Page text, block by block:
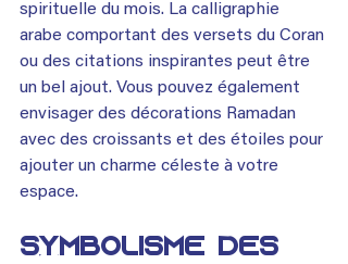
spirituelle du mois. La calligraphie
arabe comportant des versets du Coran
ou des citations inspirantes peut être
un bel ajout. Vous pouvez également
envisager des décorations Ramadan
avec des croissants et des étoiles pour
ajouter un charme céleste à votre
espace.
Symbolisme des